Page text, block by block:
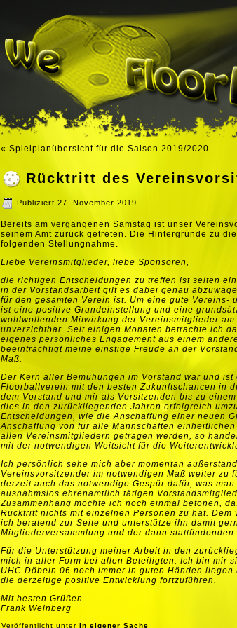
« Spielplanübersicht für die Saison 2019/2020
Rücktritt des
Publiziert 27. November 2019
Bereits am vergangenen Samstag ist unser
seinem Amt zurück getreten. Die Hintergründe zu
folgenden Stellungnahme.
Liebe Vereinsmitglieder, liebe Sponsoren,
die richtigen Entscheidungen zu treffen ist selten
in der Vorstandsarbeit gilt es dabei genau
für den gesamten Verein ist. Um eine gute Vereins-
ist eine positive Grundeinstellung und eine
wohlwollenden Mitwirkung der Vereinsmitglieder
unverzichtbar. Seit einigen Monaten betrachte ich
eigenes persönliches Engagement aus einem
beeinträchtigt meine einstige Freude an der
Maß.
Der Kern aller Bemühungen im Vorstand war und
Floorballverein mit den besten Zukunftschancen in
dem Vorstand und mir als Vorsitzenden bis zu
dies in den zurückliegenden Jahren erfolgreich
Entscheidungen, wie die Anschaffung einer neuen
Anschaffung von für alle Mannschaften
allen Vereinsmitgliedern getragen werden, so
mit der notwendigen Weitsicht für die
Ich persönlich sehe mich aber momentan
Vereinsvorsitzender im notwendigen Maß weiter zu
derzeit auch das notwendige Gespür dafür, was
ausnahmslos ehrenamtlich tätigen
Zusammenhang möchte ich noch einmal betonen,
Rücktritt nichts mit einzelnen Personen zu hat. Dem
ich beratend zur Seite und unterstütze ihn damit
Mitgliederversammlung und der dann stattfindenden
Für die Unterstützung meiner Arbeit in den
mich in aller Form bei allen Beteiligten. Ich bin mir
UHC Döbeln 06 noch immer in guten Händen
die derzeitige positive Entwicklung fortzuführen.
Mit besten Grüßen
Frank Weinberg
Veröffentlicht unter In eigener Sache